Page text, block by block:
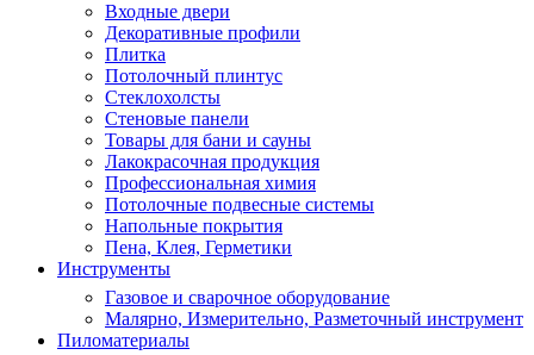
Входные двери
Декоративные профили
Плитка
Потолочный плинтус
Стеклохолсты
Стеновые панели
Товары для бани и сауны
Лакокрасочная продукция
Профессиональная химия
Потолочные подвесные системы
Напольные покрытия
Пена, Клея, Герметики
Инструменты
Газовое и сварочное оборудование
Малярно, Измерительно, Разметочный инструмент
Пиломатериалы